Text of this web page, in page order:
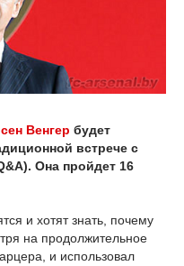
Венгер будет
встрече с
Она пройдет 16
и хотят знать, почему
на продолжительное
и использовал